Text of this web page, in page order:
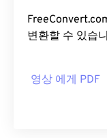
변환할 수 있습
영상 에게 PDF